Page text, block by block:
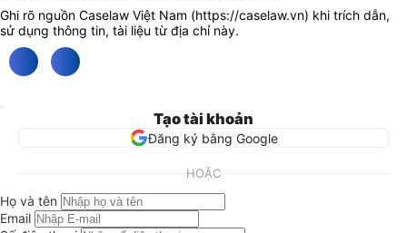
Ghi rõ nguồn Caselaw Việt Nam (https://caselaw.vn) khi trích dẫn,
sử dụng thông tin, tài liệu từ địa chỉ này.
Tạo tài khoản
Đăng ký bằng Google
HOẶC
Họ và tên
Email